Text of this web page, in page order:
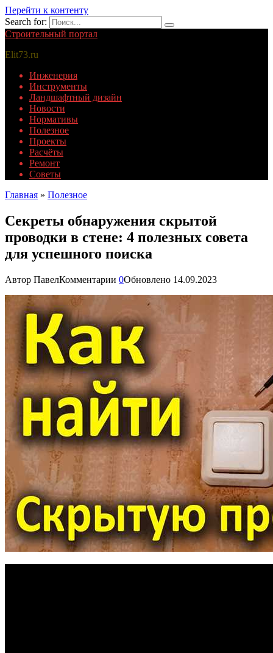
Перейти к контенту
Search for:
Строительный портал
Elit73.ru
Инженерия
Инструменты
Ландшафтный дизайн
Новости
Нормативы
Полезное
Проекты
Расчёты
Ремонт
Советы
Главная » Полезное
Секреты обнаружения скрытой
проводки в стене: 4 полезных совета
для успешного поиска
Автор ПавелКомментарии 0Обновлено 14.09.2023